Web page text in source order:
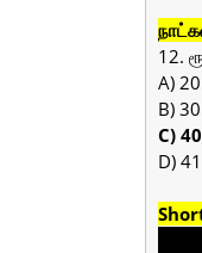
12.
A)
B)
C)
D)